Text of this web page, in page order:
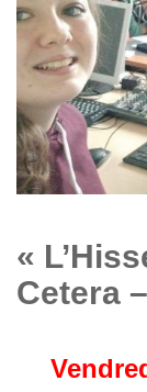
«
Cetera